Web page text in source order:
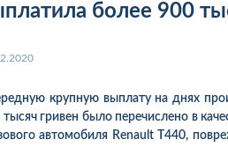
более 900
крупную выплату на днях
гривен было перечислено в
автомобиля Renault T440,